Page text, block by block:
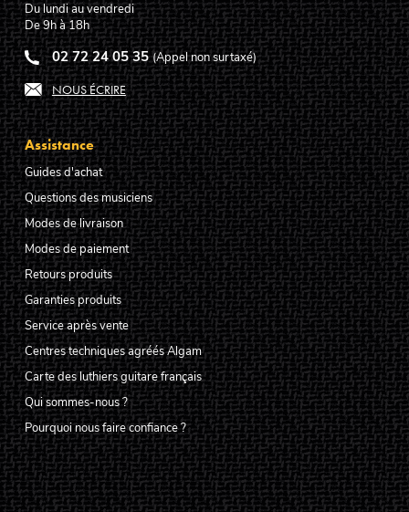
Du lundi au vendredi
De 9h à 18h
02 72 24 05 35 (Appel non surtaxé)
NOUS ÉCRIRE
Assistance
Guides d'achat
Questions des musiciens
Modes de livraison
Modes de paiement
Retours produits
Garanties produits
Service après vente
Centres techniques agréés Algam
Carte des luthiers guitare français
Qui sommes-nous ?
Pourquoi nous faire confiance ?